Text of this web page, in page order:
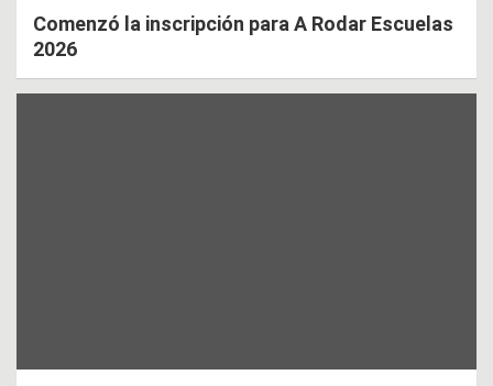
Comenzó la inscripción para A Rodar Escuelas
2026